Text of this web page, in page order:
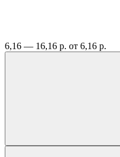
6,16 — 16,16 р. от 6,16 р.